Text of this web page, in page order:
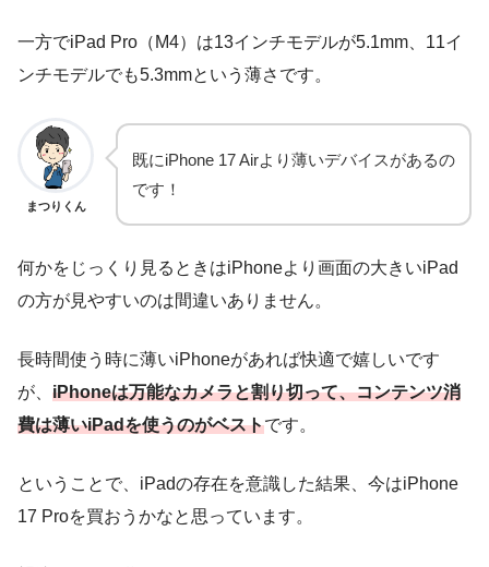
一方でiPad Pro（M4）は13インチモデルが5.1mm、11イ
ンチモデルでも5.3mmという薄さです。
まつりくん
既にiPhone 17 Airより薄いデバイスがあるの
です！
何かをじっくり見るときはiPhoneより画面の大きいiPad
の方が見やすいのは間違いありません。
長時間使う時に薄いiPhoneがあれば快適で嬉しいです
が、 iPhoneは万能なカメラと割り切って、コンテンツ消
費は薄いiPadを使うのがベストです。
ということで、iPadの存在を意識した結果、今はiPhone
17 Proを買おうかなと思っています。